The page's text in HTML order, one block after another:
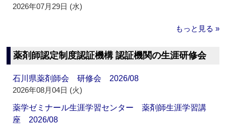
2026年07月29日 (水)
もっと見る »
薬剤師認定制度認証機構 認証機関の生涯研修会
石川県薬剤師会 研修会 2026/08
2026年08月04日 (火)
薬学ゼミナール生涯学習センター 薬剤師生涯学習講
座 2026/08